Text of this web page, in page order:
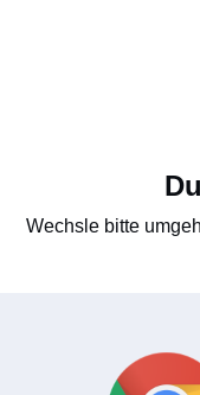
Wechsle bitte